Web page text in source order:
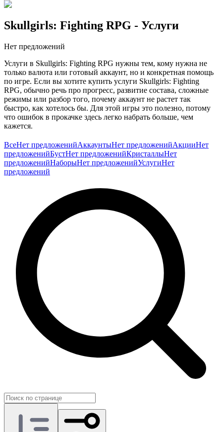
Skullgirls: Fighting RPG - Услуги
Нет предложений
Услуги в Skullgirls: Fighting RPG нужны тем, кому нужна не
только валюта или готовый аккаунт, но и конкретная помощь
по игре. Если вы хотите купить услуги Skullgirls: Fighting
RPG, обычно речь про прогресс, развитие состава, сложные
режимы или разбор того, почему аккаунт не растет так
быстро, как хотелось бы. Для этой игры это полезно, потому
что ошибок в прокачке здесь легко набрать больше, чем
кажется.
Часто проблема не в том, что на аккаунте мало бойцов, а в
том, как именно вы их развиваете. Неправильные
приоритеты, слабая сборка и неудачные вложения быстро
съедают ресурс. Услуги помогают быстрее это выровнять и не
тратить время на долгую переделку.
Это берут, когда хочется играть увереннее и не учиться
слишком долго через собственные ошибки. На GG.Store такие
предложения размещают сами игроки, поэтому можно
подобрать помощь под свой текущий этап игры.
ВсеНет предложенийАккаунтыНет предложенийАкцииНет
предложенийБустНет предложенийКристаллыНет
предложенийНаборыНет предложенийУслугиНет
предложений